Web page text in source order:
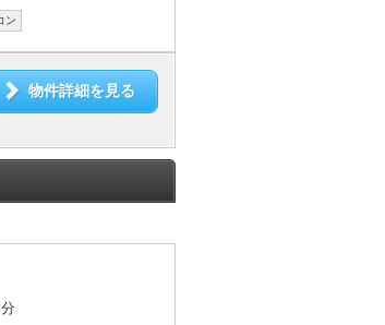
ン
物件詳細を見る